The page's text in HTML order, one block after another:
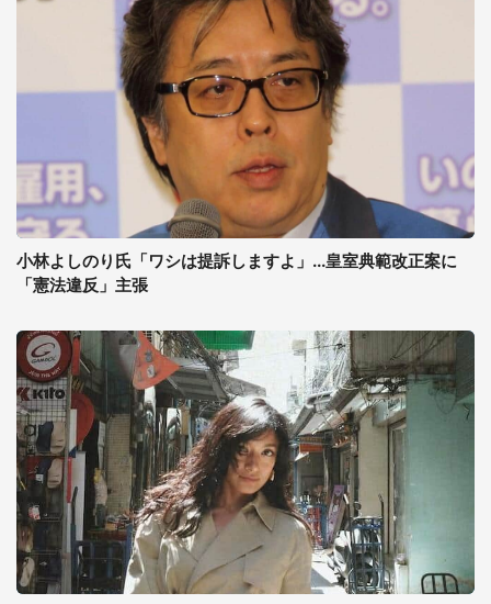
小林よしのり氏「ワシは提訴しますよ」...皇室典範改正案に
「憲法違反」主張